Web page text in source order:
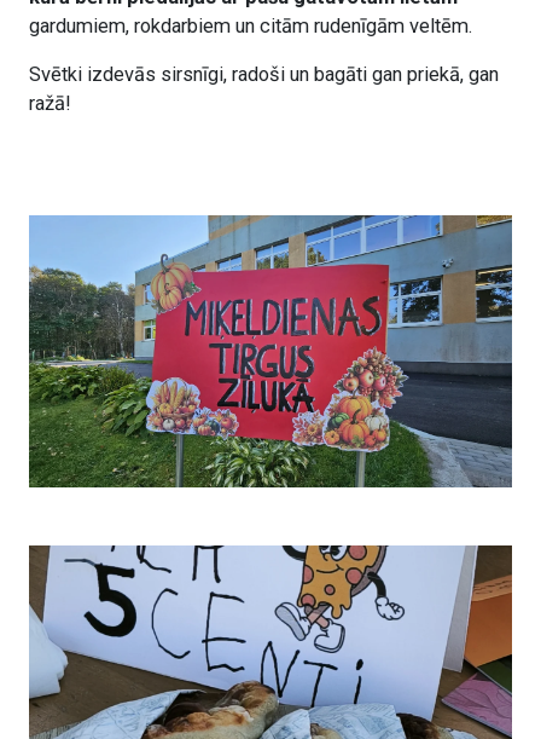
gardumiem, rokdarbiem un citām rudenīgām veltēm.
Svētki izdevās sirsnīgi, radoši un bagāti gan priekā, gan
ražā!